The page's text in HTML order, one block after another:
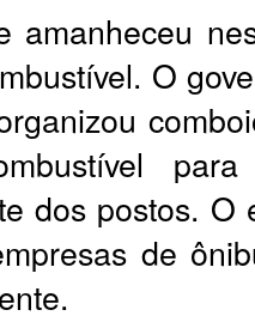
amanheceu
O
dos postos. O
de